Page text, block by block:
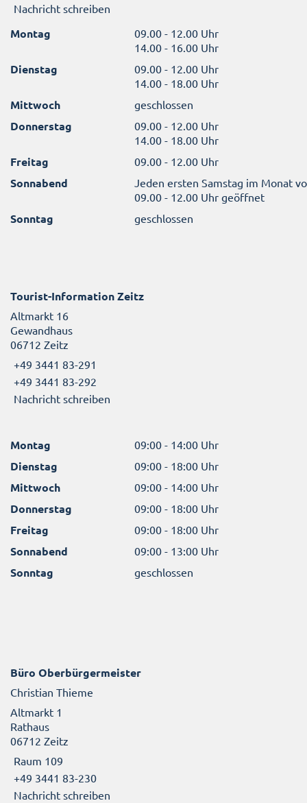
Nachricht schreiben
Montag
09.00 - 12.00 Uhr
14.00 - 16.00 Uhr
Dienstag
09.00 - 12.00 Uhr
14.00 - 18.00 Uhr
Mittwoch geschlossen
Donnerstag
09.00 - 12.00 Uhr
14.00 - 18.00 Uhr
Freitag 09.00 - 12.00 Uhr
Sonnabend
Jeden ersten Samstag im Monat
09.00 - 12.00 Uhr geöffnet
Sonntag geschlossen
Tourist-Information Zeitz
Altmarkt 16
Gewandhaus
06712 Zeitz
+49 3441 83-291
+49 3441 83-292
Nachricht schreiben
Montag 09:00 - 14:00 Uhr
Dienstag 09:00 - 18:00 Uhr
Mittwoch 09:00 - 14:00 Uhr
Donnerstag 09:00 - 18:00 Uhr
Freitag 09:00 - 18:00 Uhr
Sonnabend 09:00 - 13:00 Uhr
Sonntag geschlossen
Büro Oberbürgermeister
Christian Thieme
Altmarkt 1
Rathaus
06712 Zeitz
Raum 109
+49 3441 83-230
Nachricht schreiben